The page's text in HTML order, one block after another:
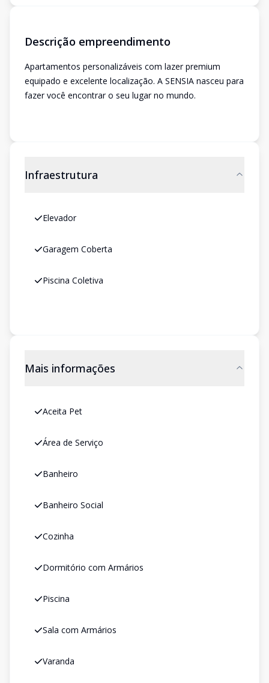
Descrição empreendimento
Apartamentos personalizáveis com lazer premium
equipado e excelente localização. A SENSIA nasceu para
fazer você encontrar o seu lugar no mundo.
Infraestrutura
Elevador
Garagem Coberta
Piscina Coletiva
Mais informações
Aceita Pet
Área de Serviço
Banheiro
Banheiro Social
Cozinha
Dormitório com Armários
Piscina
Sala com Armários
Varanda